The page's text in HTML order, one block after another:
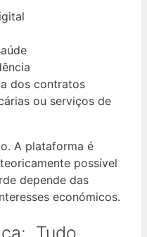
dos contratos
ou serviços de
A plataforma é
possível
depende das
económicos.
„Tudo